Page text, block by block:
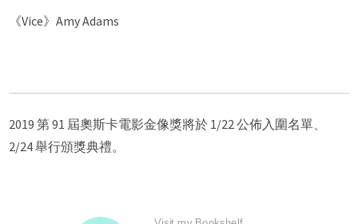
《Vice》Amy Adams
2019 第 91 屆奧斯卡電影金像獎將於 1/22 公佈入圍名單、
2/24 舉行頒獎典禮。